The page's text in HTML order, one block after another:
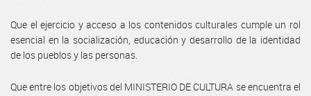
Que el ejercicio y acceso a los contenidos culturales cumple un rol
esencial en la socialización, educación y desarrollo de la identidad
de los pueblos y las personas.
Que entre los objetivos del MINISTERIO DE CULTURA se encuentra el